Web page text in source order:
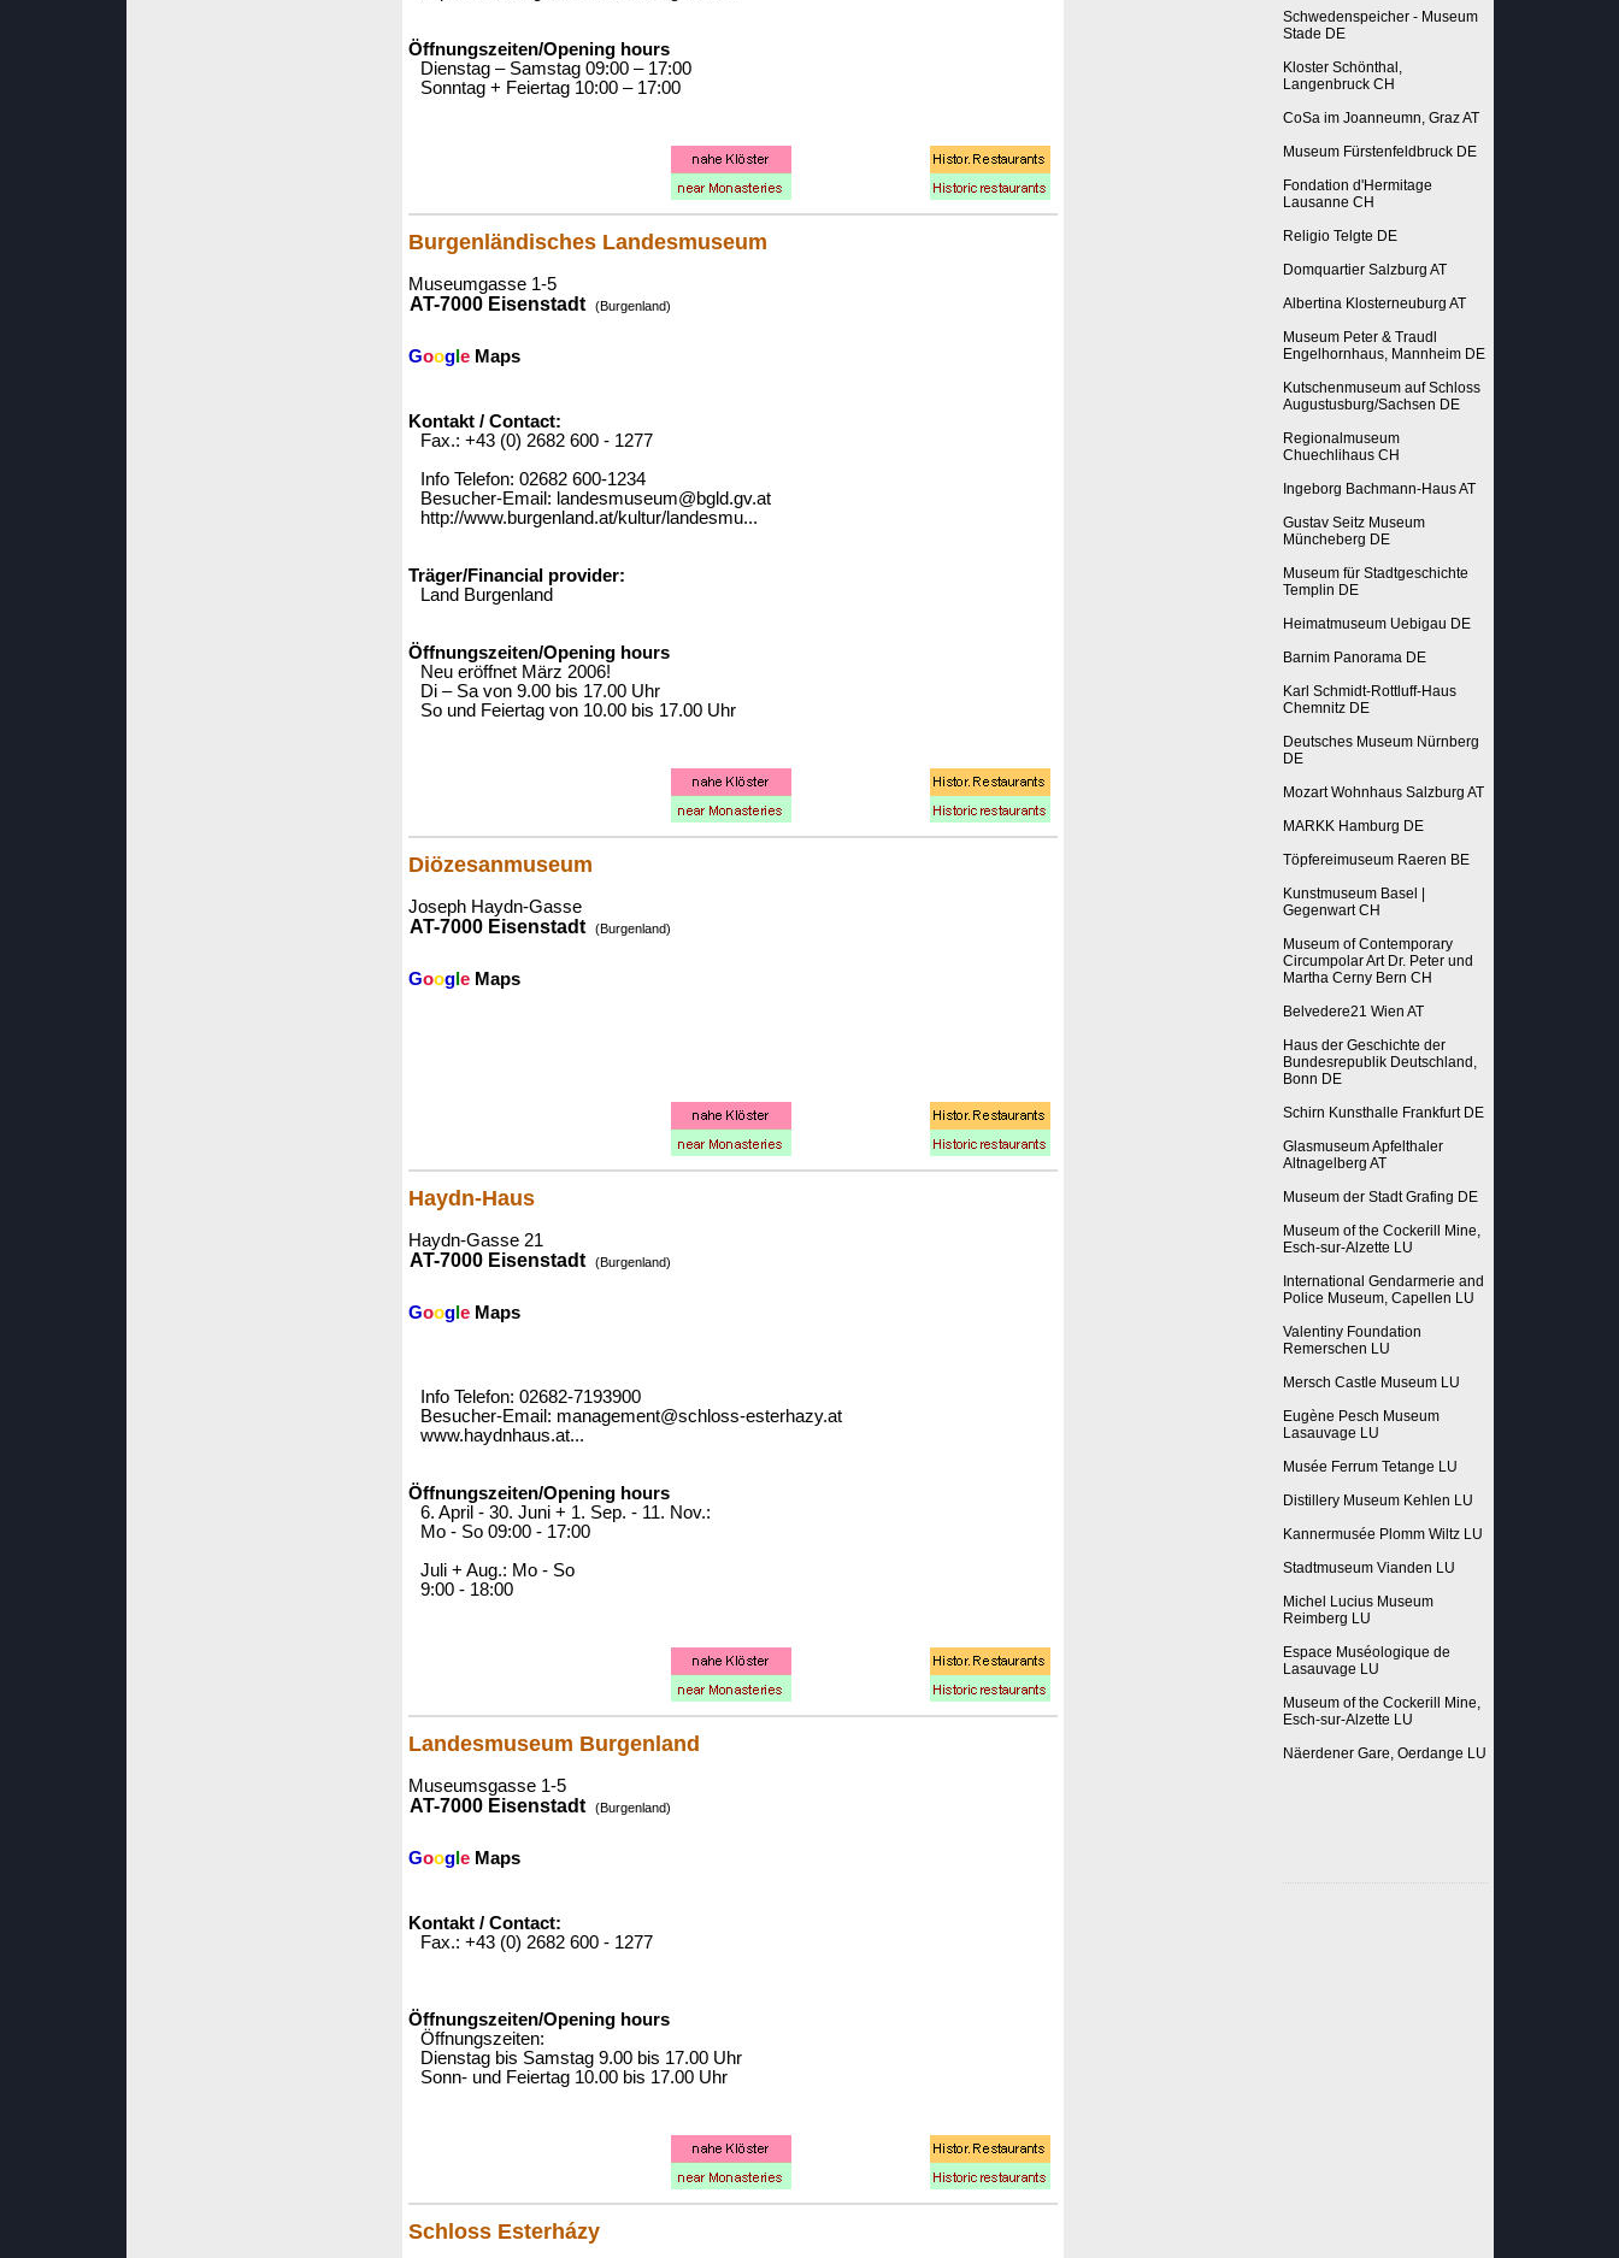
Öffnungszeiten/Opening hours
Dienstag – Samstag 09:00 – 17:00
Sonntag + Feiertag 10:00 – 17:00
Burgenländisches Landesmuseum
Museumgasse 1-5
AT-7000 Eisenstadt (Burgenland)
Googl eMaps
Kontakt / Contact:
Fax.: +43 (0) 2682 600 - 1277
Info Telefon: 02682 600-1234
Besucher-Email: landesmuseum@bgld.gv.at
http://www.burgenland.at/kultur/landesmu...
Träger/Financial provider:
Land Burgenland
Öffnungszeiten/Opening hours
Neu eröffnet März 2006!
Di – Sa von 9.00 bis 17.00 Uhr
So und Feiertag von 10.00 bis 17.00 Uhr
Diözesanmuseum
Joseph Haydn-Gasse
AT-7000 Eisenstadt (Burgenland)
Googl eMaps
Haydn-Haus
Haydn-Gasse 21
AT-7000 Eisenstadt (Burgenland)
Googl eMaps
Info Telefon: 02682-7193900
Besucher-Email: management@schloss-esterhazy.at
www.haydnhaus.at...
Öffnungszeiten/Opening hours
6. April - 30. Juni + 1. Sep. - 11. Nov.:
Mo - So 09:00 - 17:00
Juli + Aug.: Mo - So
9:00 - 18:00
Landesmuseum Burgenland
Museumsgasse 1-5
AT-7000 Eisenstadt (Burgenland)
Googl eMaps
Kontakt / Contact:
Fax.: +43 (0) 2682 600 - 1277
Öffnungszeiten/Opening hours
Öffnungszeiten:
Dienstag bis Samstag 9.00 bis 17.00 Uhr
Sonn- und Feiertag 10.00 bis 17.00 Uhr
Schloss Esterházy
Schwedenspeicher - Museum
Stade DE
Kloster Schönthal,
Langenbruck CH
CoSa im Joanneumn, Graz AT
Museum Fürstenfeldbruck DE
Fondation d'Hermitage
Lausanne CH
Religio Telgte DE
Domquartier Salzburg AT
Albertina Klosterneuburg AT
Museum Peter & Traudl
Engelhornhaus, Mannheim DE
Kutschenmuseum auf Schloss
Augustusburg/Sachsen DE
Regionalmuseum
Chuechlihaus CH
Ingeborg Bachmann-Haus AT
Gustav Seitz Museum
Müncheberg DE
Museum für Stadtgeschichte
Templin DE
Heimatmuseum Uebigau DE
Barnim Panorama DE
Karl Schmidt-Rottluff-Haus
Chemnitz DE
Deutsches Museum Nürnberg
DE
Mozart Wohnhaus Salzburg AT
MARKK Hamburg DE
Töpfereimuseum Raeren BE
Kunstmuseum Basel |
Gegenwart CH
Museum of Contemporary
Circumpolar Art Dr. Peter und
Martha Cerny Bern CH
Belvedere21 Wien AT
Haus der Geschichte der
Bundesrepublik Deutschland,
Bonn DE
Schirn Kunsthalle Frankfurt DE
Glasmuseum Apfelthaler
Altnagelberg AT
Museum der Stadt Grafing DE
Museum of the Cockerill Mine,
Esch-sur-Alzette LU
International Gendarmerie and
Police Museum, Capellen LU
Valentiny Foundation
Remerschen LU
Mersch Castle Museum LU
Eugène Pesch Museum
Lasauvage LU
Musée Ferrum Tetange LU
Distillery Museum Kehlen LU
Kannermusée Plomm Wiltz LU
Stadtmuseum Vianden LU
Michel Lucius Museum
Reimberg LU
Espace Muséologique de
Lasauvage LU
Museum of the Cockerill Mine,
Esch-sur-Alzette LU
Näerdener Gare, Oerdange LU